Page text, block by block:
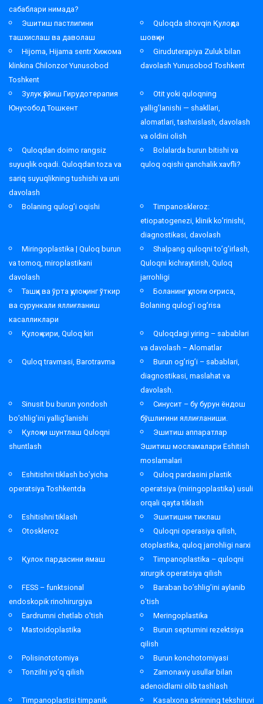
сабаблари нимада?
Эшитиш пастлигини
ташхислаш ва даволаш
Quloqda shovqin Қулоқда
шовқин
Hijoma, Hijama sentr Хижома
klinkina Chilonzor Yunusobod
Toshkent
Giruduterapiya Zuluk bilan
davolash Yunusobod Toshkent
Зулук қўйиш Гирудотерапия
Юнусобод Тошкент
Otit yoki quloqning
yallig’lanishi — shakllari,
alomatlari, tashxislash, davolash
va oldini olish
Quloqdan doimo rangsiz
suyuqlik oqadi. Quloqdan toza va
sariq suyuqlikning tushishi va uni
davolash
Bolalarda burun bitishi va
quloq oqishi qanchalik xavfli?
Bolaning qulog’i oqishi
Timpanoskleroz:
etiopatogenezi, klinik ko’rinishi,
diagnostikasi, davolash
Miringoplastika | Quloq burun
va tomoq, miroplastikani
davolash
Shalpang quloqni to’g’irlash,
Quloqni kichraytirish, Quloq
jarrohligi
Ташқи ва ўрта қулоқнинг ўткир
ва сурункали яллиғланиш
касалликлари
Боланинг қулоғи оғриса,
Bolaning qulog’i og’risa
Қулоқ кири, Quloq kiri
Quloqdagi yiring – sabablari
va davolash – Alomatlar
Quloq travmasi, Barotravma
Burun og’rig’i – sabablari,
diagnostikasi, maslahat va
davolash.
Sinusit bu burun yondosh
bo’shlig’ini yallig’lanishi
Синусит – бу бурун ёндош
бўшлиғини яллиғланиши.
Қулоқни шунтлаш Quloqni
shuntlash
Эшитиш аппаратлар
Эшитиш мосламалари Eshitish
moslamalari
Eshitishni tiklash bo’yicha
operatsiya Toshkentda
Quloq pardasini plastik
operatsiya (miringoplastika) usuli
orqali qayta tiklash
Eshitishni tiklash
Эшитишни тиклаш
Otoskleroz
Quloqni operasiya qilish,
otoplastika, quloq jarrohligi narxi
Қулок пардасини ямаш
Timpanoplastika – quloqni
xirurgik operatsiya qilish
FESS – funktsional
endoskopik rinohirurgiya
Baraban bo’shlig’ini aylanib
o’tish
Eardrumni chetlab o’tish
Meringoplastika
Mastoidoplastika
Burun septumini rezektsiya
qilish
Polisinototomiya
Burun konchotomiyasi
Tonzilni yo’q qilish
Zamonaviy usullar bilan
adenoidlarni olib tashlash
Timpanoplastisi timpanik
Kasalxona skrinning tekshiruvi